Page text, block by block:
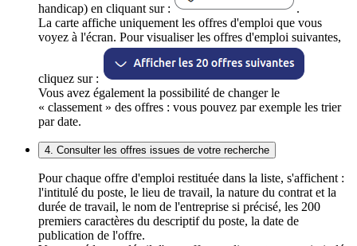
handicap) en cliquant sur :
.
La carte affiche uniquement les offres d'emploi que vous
voyez à l'écran. Pour visualiser les offres d'emploi suivantes,
cliquez sur :
Vous avez également la possibilité de changer le
« classement » des offres : vous pouvez par exemple les trier
par date.
4. Consulter les offres issues de votre recherche
Pour chaque offre d'emploi restituée dans la liste, s'affichent :
l'intitulé du poste, le lieu de travail, la nature du contrat et la
durée de travail, le nom de l'entreprise si précisé, les 200
premiers caractères du descriptif du poste, la date de
publication de l'offre.